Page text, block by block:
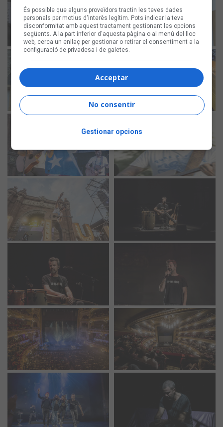
És possible que alguns proveïdors tractin les teves dades
personals per motius d'interès legítim. Pots indicar la teva
disconformitat amb aquest tractament gestionant les opcions
següents. A la part inferior d'aquesta pàgina o al menú del lloc
web, cerca un enllaç per gestionar o retirar el consentiment a la
configuració de privadesa i de galetes.
Acceptar
No consentir
Gestionar opcions